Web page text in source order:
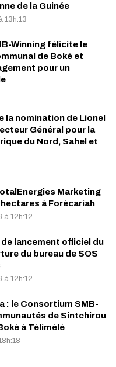
de la Guinée
13h:13
Winning félicite le
de Boké et
pour un
la nomination de Lionel
Général pour la
du Nord, Sahel et
Marketing
à Forécariah
à 12h:12
lancement officiel du
du bureau de SOS
à 12h:12
: le Consortium SMB-
de Sintchirou
à Télimélé